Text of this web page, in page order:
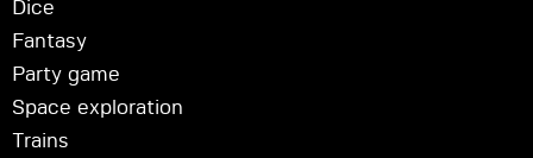
Dice
Fantasy
Party game
Space exploration
Trains